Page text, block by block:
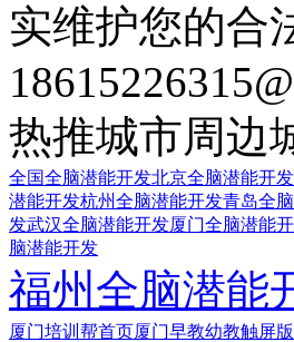
实维护您的合
热推城市周边
全国全脑潜能开发北京全脑潜能开发
潜能开发杭州全脑潜能开发青岛全
发武汉全脑潜能开发厦门全脑潜能
脑潜能开发
福州全脑潜能
厦门培训帮首页厦门早教幼教触屏版